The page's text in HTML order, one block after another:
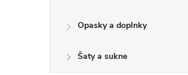
Opasky a doplnky
Šaty a sukne